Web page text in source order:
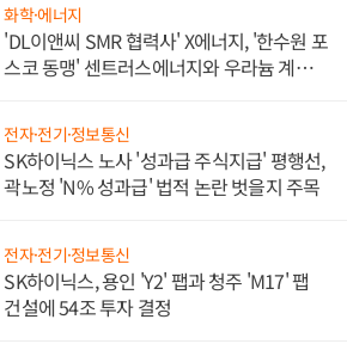
화학·에너지
'DL이앤씨 SMR 협력사' X에너지, '한수원 포
스코 동맹' 센트러스에너지와 우라늄 계약
전자·전기·정보통신
SK하이닉스 노사 '성과급 주식지급' 평행선,
곽노정 'N% 성과급' 법적 논란 벗을지 주목
전자·전기·정보통신
SK하이닉스, 용인 'Y2' 팹과 청주 'M17' 팹
건설에 54조 투자 결정